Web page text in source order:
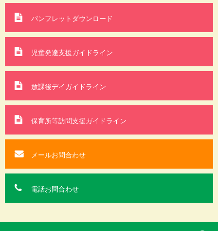
パンフレットダウンロード
児童発達支援ガイドライン
放課後デイガイドライン
保育所等訪問支援ガイドライン
メールお問合わせ
電話お問合わせ